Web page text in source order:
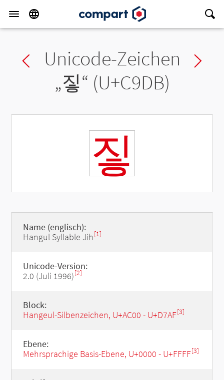
Previous char
Unicode-Zeichen
„짛“ (U+C9DB)
짛
Name (englisch):
Hangul Syllable Jih [1]
Unicode-Version:
2.0 (Juli 1996)[2]
Block:
Hangeul-Silbenzeichen, U+AC00 - U+D7AF[3]
Ebene:
Mehrsprachige Basis-Ebene, U+0000 - U+FFFF[3]